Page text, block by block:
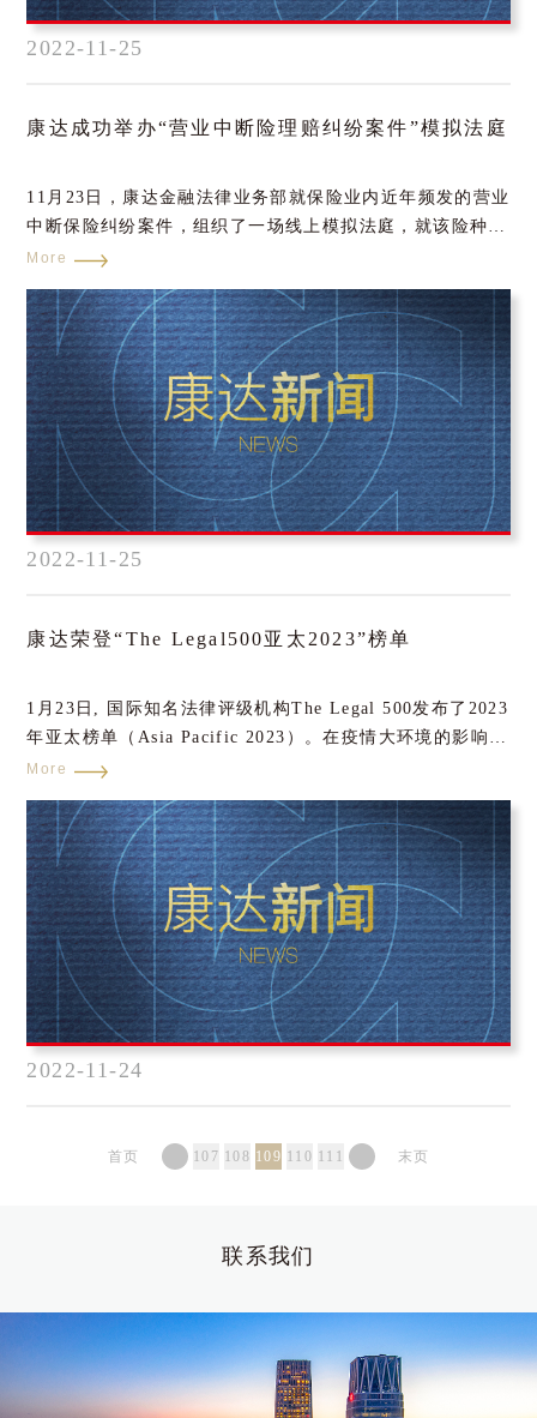
2022-11-25
康达成功举办“营业中断险理赔纠纷案件”模拟法庭
11月23日，康达金融法律业务部就保险业内近年频发的营业
中断保险纠纷案件，组织了一场线上模拟法庭，就该险种中
的主要争议焦点问题进行了探讨。会议开始前，金融法律业
讼参加人，并阐述了模拟法庭的重要意义。本次模拟法庭，
由王芳律师担任主审法官，由李喆律师担任原告被保险人代
理律师，鲁文轩律师担任被告保险公司代理律师，40余名律
师作为陪审员参加了线上庭审。双方通过举证质证、法庭辩
论等环节围绕管辖法院、保险责任认定、保险金额的计算等
争议焦点充分发表了的论点鲜明、有事实、有依据的观点。
陪审员也从基本概念、保险合同的特点等方面积极发言。
More
2022-11-25
康达荣登“The Legal500亚太2023”榜单
1月23日, 国际知名法律评级机构The Legal 500发布了2023
年亚太榜单（Asia Pacific 2023）。在疫情大环境的影响
下，面对当前变幻莫测的市场经济行情，康达依旧凭借高质
持了稳健的发展态势，并取得了7个领域上榜、11名律师获
推荐的好成绩。
More
2022-11-24
首页 107 108 109 110 111 末页
联系我们